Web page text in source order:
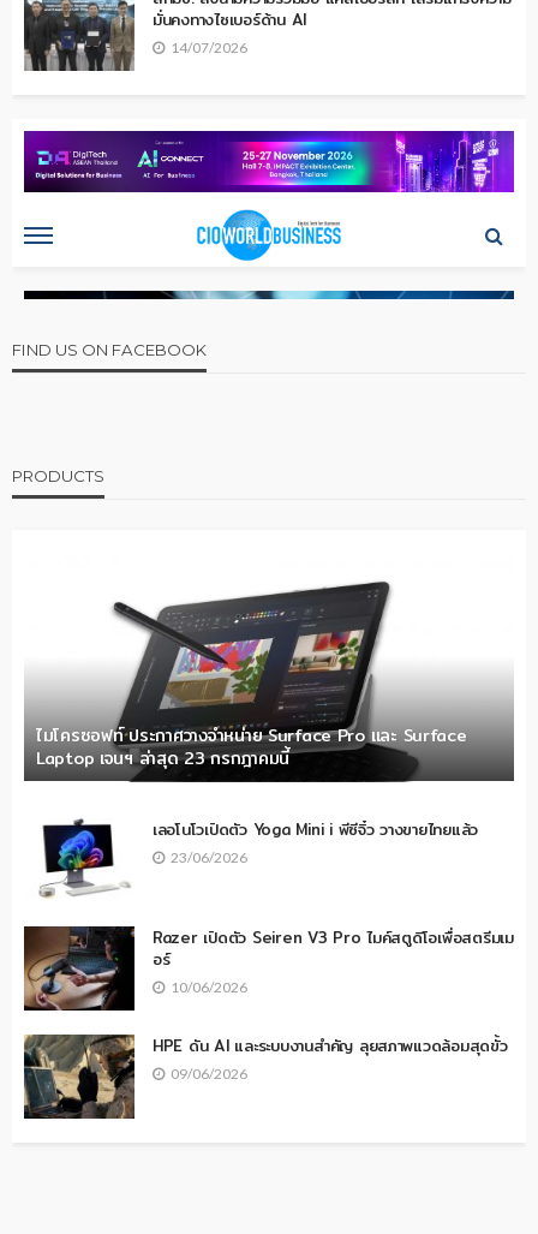
มั่นคงทางไซเบอร์ด้าน AI
14/07/2026
FIND US ON FACEBOOK
PRODUCTS
ไมโครซอฟท์ ประกาศวางจำหน่าย Surface Pro และ Surface
Laptop เจนฯ ล่าสุด 23 กรกฎาคมนี้
เลอโนโวเปิดตัว Yoga Mini i พีซีจิ๋ว วางขายไทยแล้ว
23/06/2026
Razer เปิดตัว Seiren V3 Pro ไมค์สตูดิโอเพื่อสตรีมเม
อร์
10/06/2026
HPE ดัน AI และระบบงานสำคัญ ลุยสภาพแวดล้อมสุดขั้ว
09/06/2026